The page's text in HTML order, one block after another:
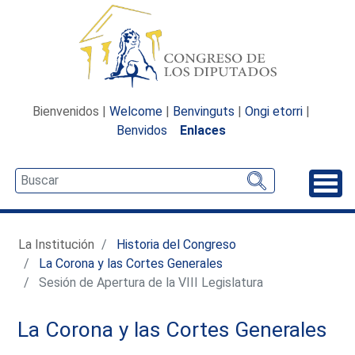
Bienvenidos | Welcome | Benvinguts | Ongi etorri |
Benvidos
Enlaces
La Institución
Historia del Congreso
La Corona y las Cortes Generales
Sesión de Apertura de la VIII Legislatura
La Corona y las Cortes Generales